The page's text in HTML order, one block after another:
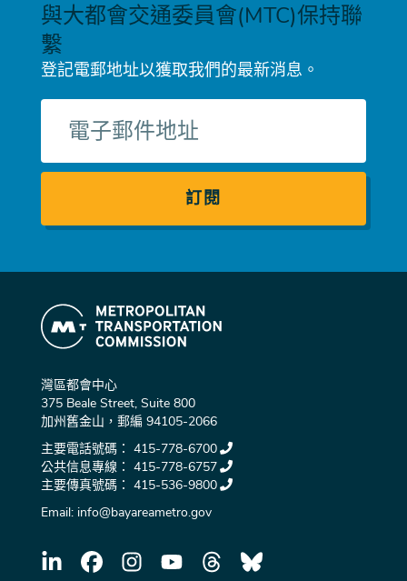
與大都會交通委員會(MTC)保持聯
繫
登記電郵地址以獲取我們的最新消息。
郵
件
灣區都會中心
375 Beale Street, Suite 800
加州舊金山，郵編 94105-2066
主要電話號碼： 415-778-6700
公共信息專線： 415-778-6757
主要傳真號碼： 415-536-9800
Email: info@bayareametro.gov